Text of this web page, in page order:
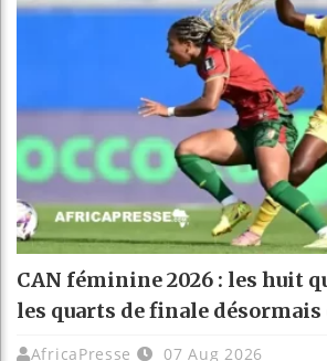
CAN féminine 2026 : les huit
les quarts de finale désormais
AfricaPresse 07 Aug 2026